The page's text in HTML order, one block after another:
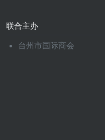
联合主办
台州市国际商会